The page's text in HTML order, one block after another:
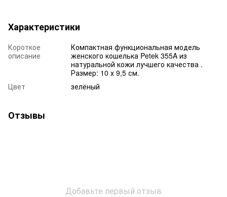
Характеристики
Короткое
описание
Компактная функциональная модель
женского кошелька Petek 355A из
натуральной кожи лучшего качества .
Размер: 10 х 9,5 см.
Цвет
зелёный
Отзывы
Добавьте первый отзыв